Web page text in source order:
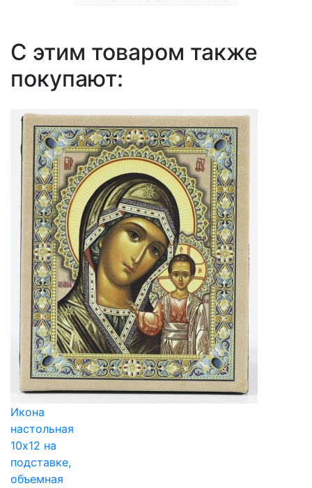
С этим товаром также
покупают:
Икона
настольная
10х12 на
подставке,
объемная